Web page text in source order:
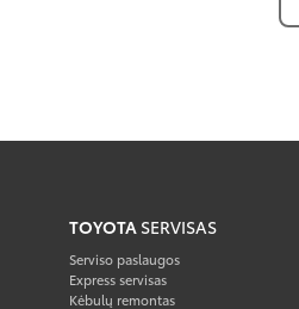
TOYOTASERVISAS
Serviso paslaugos
Express servisas
Kėbulų remontas